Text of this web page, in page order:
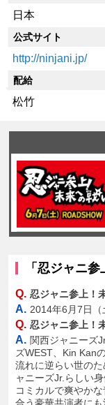
日本
公式サイト
http://ninjani.jp/
配給
松竹
「忍ジャニ
Q. 忍ジャニ参上！
A. 2014年6月7日（
Q. 忍ジャニ参上！
A. 関西ジャニーズ
ズWEST、Kin Kan
流れに逆らい世の
ャニーズJr.らしい
コミカルで爽やか